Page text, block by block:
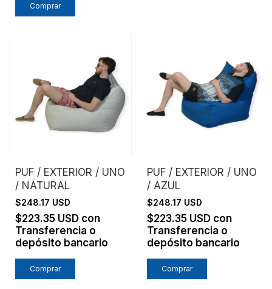
PUF / EXTERIOR / UNO
/ NATURAL
$248.17 USD
$223.35 USD con
Transferencia o
depósito bancario
PUF / EXTERIOR / UNO
/ AZUL
$248.17 USD
$223.35 USD con
Transferencia o
depósito bancario